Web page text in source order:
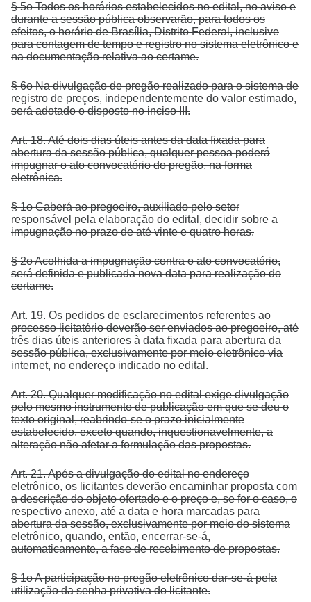
§ 5o Todos os horários estabelecidos no edital, no aviso e
durante a sessão pública observarão, para todos os
efeitos, o horário de Brasília, Distrito Federal, inclusive
para contagem de tempo e registro no sistema eletrônico e
na documentação relativa ao certame.
§ 6o Na divulgação de pregão realizado para o sistema de
registro de preços, independentemente do valor estimado,
será adotado o disposto no inciso III.
Art. 18. Até dois dias úteis antes da data fixada para
abertura da sessão pública, qualquer pessoa poderá
impugnar o ato convocatório do pregão, na forma
eletrônica.
§ 1o Caberá ao pregoeiro, auxiliado pelo setor
responsável pela elaboração do edital, decidir sobre a
impugnação no prazo de até vinte e quatro horas.
§ 2o Acolhida a impugnação contra o ato convocatório,
será definida e publicada nova data para realização do
certame.
Art. 19. Os pedidos de esclarecimentos referentes ao
processo licitatório deverão ser enviados ao pregoeiro, até
três dias úteis anteriores à data fixada para abertura da
sessão pública, exclusivamente por meio eletrônico via
internet, no endereço indicado no edital.
Art. 20. Qualquer modificação no edital exige divulgação
pelo mesmo instrumento de publicação em que se deu o
texto original, reabrindo-se o prazo inicialmente
estabelecido, exceto quando, inquestionavelmente, a
alteração não afetar a formulação das propostas.
Art. 21. Após a divulgação do edital no endereço
eletrônico, os licitantes deverão encaminhar proposta com
a descrição do objeto ofertado e o preço e, se for o caso, o
respectivo anexo, até a data e hora marcadas para
abertura da sessão, exclusivamente por meio do sistema
eletrônico, quando, então, encerrar-se-á,
automaticamente, a fase de recebimento de propostas.
§ 1o A participação no pregão eletrônico dar-se-á pela
utilização da senha privativa do licitante.